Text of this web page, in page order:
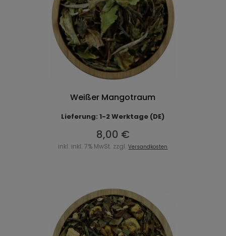
Weißer Mangotraum
Lieferung: 1-2 Werktage (DE)
8,00 €
inkl. inkl. 7% MwSt. zzgl.Versandkosten